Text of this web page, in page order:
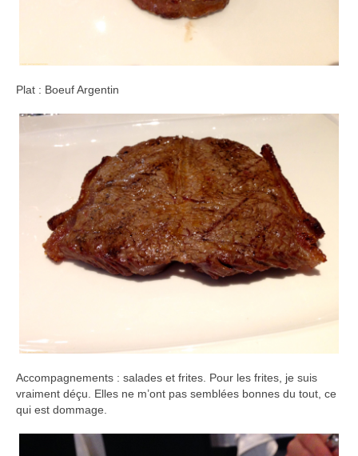
Plat : Boeuf Argentin
Accompagnements : salades et frites. Pour les frites, je suis
vraiment déçu. Elles ne m’ont pas semblées bonnes du tout, ce
qui est dommage.